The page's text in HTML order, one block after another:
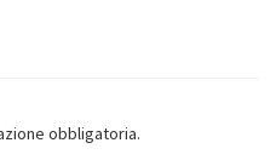
obbligatoria.